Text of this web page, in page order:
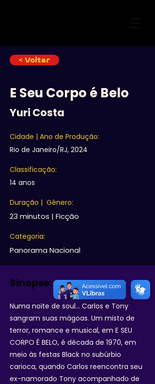
< Voltar
E Seu Corpo é Belo
Yuri Costa
Cidade | Ano de Produção:
Rio de Janeiro/RJ, 2024
Classificação:
14 anos
Duração | Gênero:
23 minutos | Ficção
Categoria:
Panorama Nacional
Sinopse:
Numa noite de soul… Carlos e Tony
sangram suas mágoas. Um misto de
terror, romance e musical, em E SEU
CORPO É BELO, é década de 1970, em
meio às festas Black no subúrbio
carioca, quando Carlos reencontra seu
ex-namorado Tony acompanhado de